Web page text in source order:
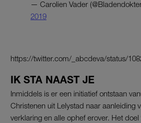
— Carolien Vader
2019
https://twitter.com/_abcdeva/status/
IK STA NAAST JE
Inmiddels is er een initiatief ontstaan
Christenen uit Lelystad naar aanleiding
verklaring en alle ophef erover. Het doel